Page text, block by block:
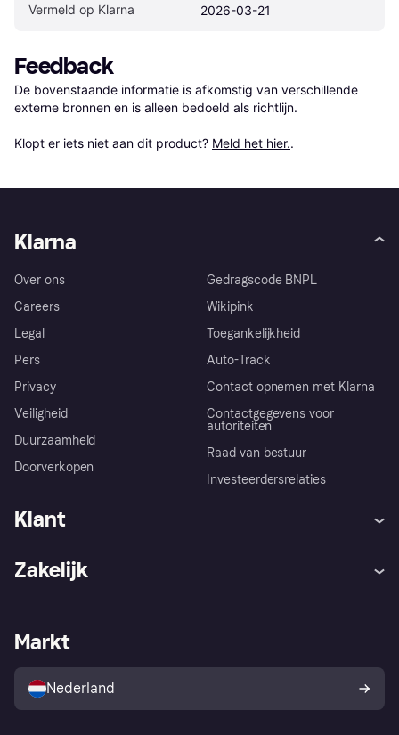
Vermeld op Klarna 2026-03-21
Feedback
De bovenstaande informatie is afkomstig van verschillende
externe bronnen en is alleen bedoeld als richtlijn.
Klopt er iets niet aan dit product? Meld het hier..
Klarna
Over ons
Careers
Legal
Pers
Privacy
Veiligheid
Duurzaamheid
Doorverkopen
Gedragscode BNPL
Wikipink
Toegankelijkheid
Auto-Track
Contact opnemen met Klarna
Contactgegevens voor
autoriteiten
Raad van bestuur
Investeerdersrelaties
Klant
Winkeloverzicht
Kopersbescherming voor
consumenten
Zakelijk
Zakelijke login
Markt
Nederland